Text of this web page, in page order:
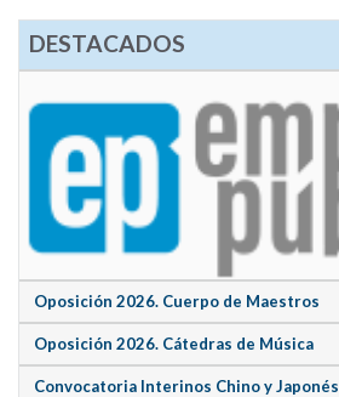
DESTACADOS
Oposición 2026. Cuerpo de Maestros
Oposición 2026. Cátedras de Música
Convocatoria Interinos Chino y Japonés